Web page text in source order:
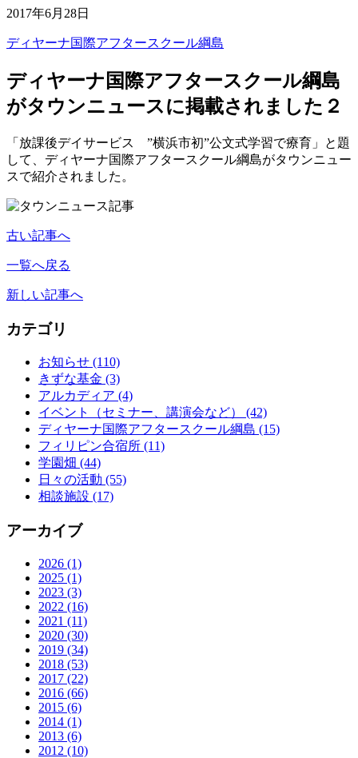
2017年6月28日
ディヤーナ国際アフタースクール綱島
ディヤーナ国際アフタースクール綱島
がタウンニュースに掲載されました２
「放課後デイサービス ”横浜市初”公文式学習で療育」と題
して、ディヤーナ国際アフタースクール綱島がタウンニュー
スで紹介されました。
古い記事へ
一覧へ戻る
新しい記事へ
カテゴリ
お知らせ (110)
きずな基金 (3)
アルカディア (4)
イベント（セミナー、講演会など） (42)
ディヤーナ国際アフタースクール綱島 (15)
フィリピン合宿所 (11)
学園畑 (44)
日々の活動 (55)
相談施設 (17)
アーカイブ
2026 (1)
2025 (1)
2023 (3)
2022 (16)
2021 (11)
2020 (30)
2019 (34)
2018 (53)
2017 (22)
2016 (66)
2015 (6)
2014 (1)
2013 (6)
2012 (10)